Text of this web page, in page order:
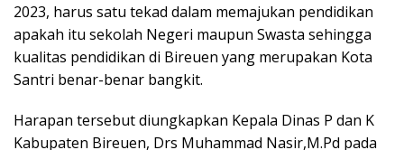
2023, harus satu tekad dalam memajukan pendidikan
apakah itu sekolah Negeri maupun Swasta sehingga
kualitas pendidikan di Bireuen yang merupakan Kota
Santri benar-benar bangkit.
Harapan tersebut diungkapkan Kepala Dinas P dan K
Kabupaten Bireuen, Drs Muhammad Nasir,M.Pd pada